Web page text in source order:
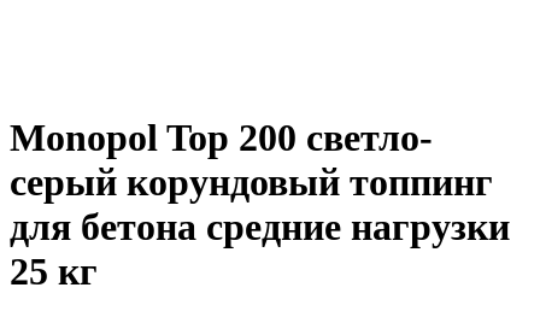
Monopol Top 200 светло-
серый корундовый топпинг
для бетона средние нагрузки
25 кг